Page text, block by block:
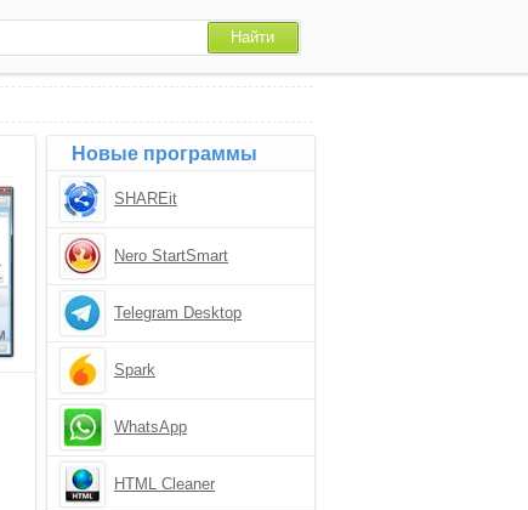
Новые программы
SHAREit
Nero StartSmart
Telegram Desktop
Spark
WhatsApp
HTML Cleaner